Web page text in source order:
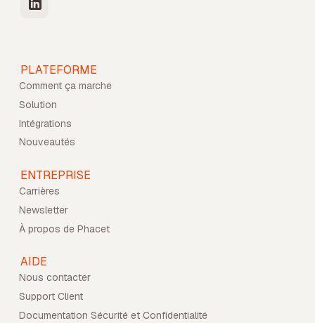
PLATEFORME
Comment ça marche
Solution
Intégrations
Nouveautés
ENTREPRISE
Carrières
Newsletter
À propos de Phacet
AIDE
Nous contacter
Support Client
Documentation Sécurité et Confidentialité